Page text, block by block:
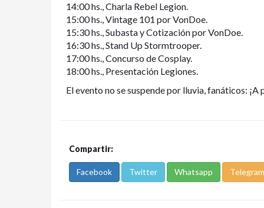
14:00 hs., Charla Rebel Legion.
15:00 hs., Vintage 101 por VonDoe.
15:30 hs., Subasta y Cotización por VonDoe.
16:30 hs., Stand Up Stormtrooper.
17:00 hs., Concurso de Cosplay.
18:00 hs., Presentación Legiones.
El evento no se suspende por lluvia, fanáticos: ¡A
Compartir:
Facebook Twitter Whatsapp Telegram